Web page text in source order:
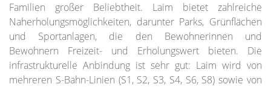
Familien großer Beliebtheit. Laim bietet zahlreiche
Naherholungsmöglichkeiten, darunter Parks, Grünflächen
und Sportanlagen, die den Bewohnerinnen und
Bewohnern Freizeit- und Erholungswert bieten. Die
infrastrukturelle Anbindung ist sehr gut: Laim wird von
mehreren S-Bahn-Linien (S1, S2, S3, S4, S6, S8) sowie von